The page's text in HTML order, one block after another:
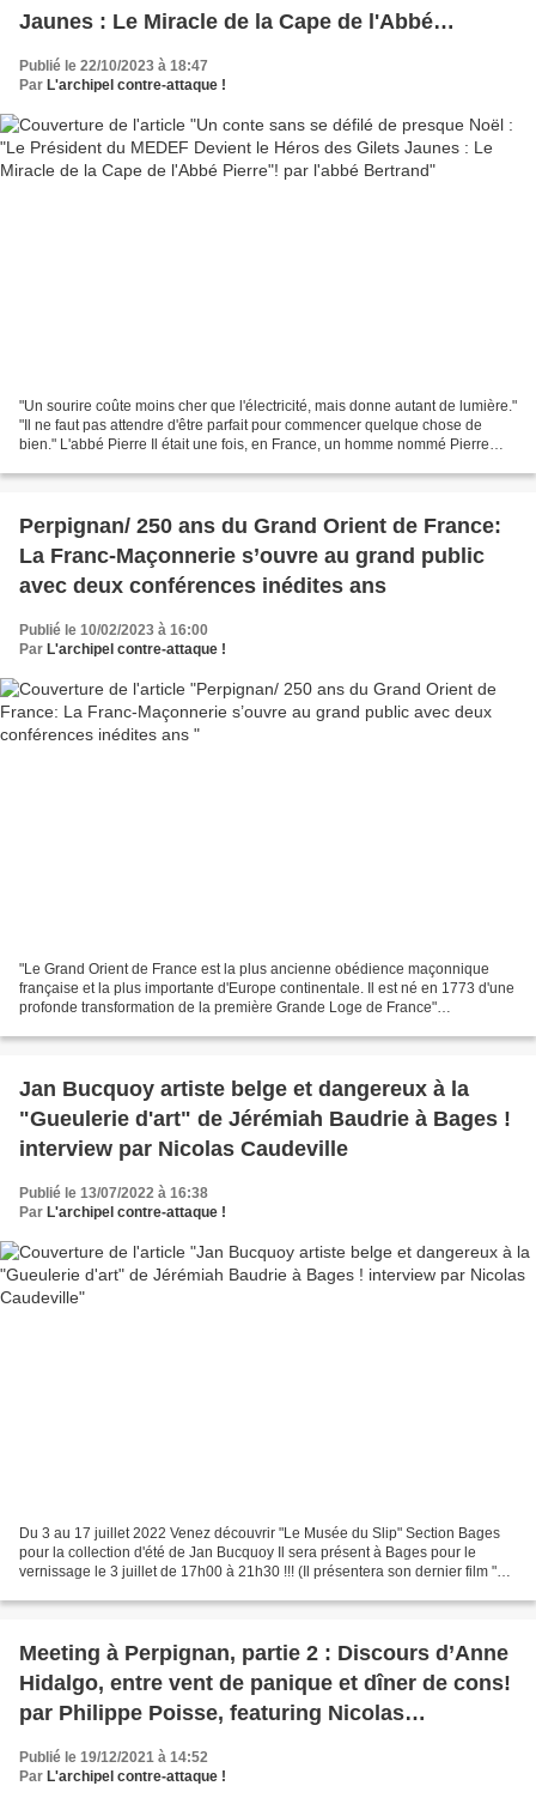
Jaunes : Le Miracle de la Cape de l'Abbé
Pierre"! par l'abbé Bertrand
Publié le 22/10/2023 à 18:47
Par L'archipel contre-attaque !
"Un sourire coûte moins cher que l'électricité, mais donne autant de lumière."
"Il ne faut pas attendre d'être parfait pour commencer quelque chose de
bien." L'abbé Pierre Il était une fois, en France, un homme nommé Pierre
Perpignan/ 250 ans du Grand Orient de France:
La Franc-Maçonnerie s’ouvre au grand public
avec deux conférences inédites ans
Publié le 10/02/2023 à 16:00
Par L'archipel contre-attaque !
"Le Grand Orient de France est la plus ancienne obédience maçonnique
française et la plus importante d'Europe continentale. Il est né en 1773 d'une
profonde transformation de la première Grande Loge de France"
Jan Bucquoy artiste belge et dangereux à la
"Gueulerie d'art" de Jérémiah Baudrie à Bages !
interview par Nicolas Caudeville
Publié le 13/07/2022 à 16:38
Par L'archipel contre-attaque !
Du 3 au 17 juillet 2022 Venez découvrir "Le Musée du Slip" Section Bages
pour la collection d'été de Jan Bucquoy Il sera présent à Bages pour le
vernissage le 3 juillet de 17h00 à 21h30 !!! (Il présentera son dernier film "La
Meeting à Perpignan, partie 2 : Discours d’Anne
Hidalgo, entre vent de panique et dîner de cons!
par Philippe Poisse, featuring Nicolas
Publié le 19/12/2021 à 14:52
Par L'archipel contre-attaque !